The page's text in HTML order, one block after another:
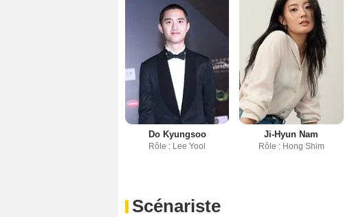
Do Kyungsoo
Rôle : Lee Yool
Ji-Hyun Nam
Rôle : Hong Shim
Scénariste